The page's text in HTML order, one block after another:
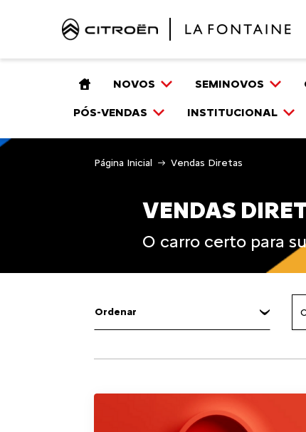
NOVOS SEMINOVOS
PÓS-VENDAS INSTITUCIONAL
Página Inicial Vendas Diretas
VENDAS
O carro certo para
Ordenar